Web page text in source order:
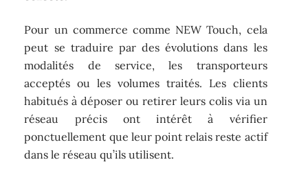
Pour un commerce comme NEW Touch, cela
peut se traduire par des évolutions dans les
modalités de service, les transporteurs
acceptés ou les volumes traités. Les clients
habitués à déposer ou retirer leurs colis via un
réseau précis ont intérêt à vérifier
ponctuellement que leur point relais reste actif
dans le réseau qu’ils utilisent.